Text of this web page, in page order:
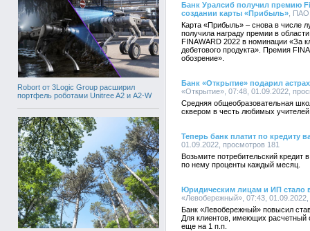
Robort от 3Logic Group расширил
портфель роботами Unitree A2 и A2-W
Банк Уралсиб получил премию
создании карты «Прибыль» ,
Карта «Прибыль» – снова в числе
получила награду премии в
FINAWARD 2022 в номинации «За
дебетового продукта». Премия
обозрение».
Банк «Открытие» подарил
«Открытие», 07:48, 01.09.2022,
Средняя общеобразовательная
сквером в честь любимых
Теперь банк платит по кредиту
01.09.2022, просмотров 181
Возьмите потребительский
по нему проценты каждый месяц.
Юридическим лицам и ИП стало
«Левобережный», 07:43,
Банк «Левобережный» повысил
Для клиентов, имеющих расчетный
еще на 1 п.п.